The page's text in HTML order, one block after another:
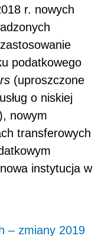
r. nowych
podatkowego
(uproszczone
o niskiej
nowym
transferowych
instytucja w
– zmiany 2019